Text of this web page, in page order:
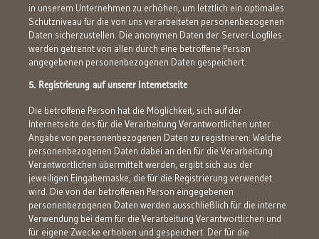
in unserem Unternehmen zu erhöhen, um letztlich ein optimales
Schutzniveau für die von uns verarbeiteten personenbezogenen
Daten sicherzustellen. Die anonymen Daten der Server-Logfiles
werden getrennt von allen durch eine betroffene Person
angegebenen personenbezogenen Daten gespeichert.
5. Registrierung auf unserer Internetseite
Die betroffene Person hat die Möglichkeit, sich auf der
Internetseite des für die Verarbeitung Verantwortlichen unter
Angabe von personenbezogenen Daten zu registrieren. Welche
personenbezogenen Daten dabei an den für die Verarbeitung
Verantwortlichen übermittelt werden, ergibt sich aus der
jeweiligen Eingabemaske, die für die Registrierung verwendet
wird. Die von der betroffenen Person eingegebenen
personenbezogenen Daten werden ausschließlich für die interne
Verwendung bei dem für die Verarbeitung Verantwortlichen und
für eigene Zwecke erhoben und gespeichert. Der für die